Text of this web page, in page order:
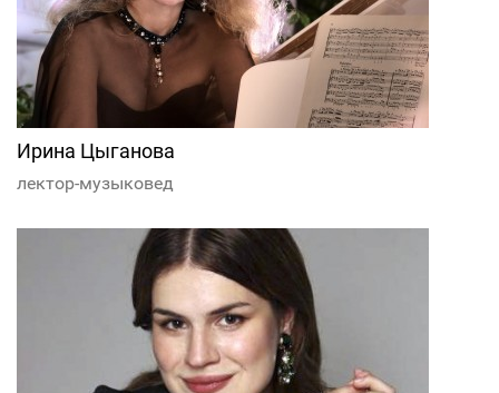
Ирина Цыганова
лектор-музыковед